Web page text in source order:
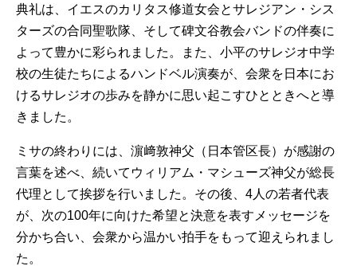
典礼は、イエスのカリタス修道女会とサレジアン・シス
ターズの合同聖歌隊、そして碑文谷教会バンドの伴奏に
よって豊かに彩られました。また、小平のサレジオ中学
校の生徒たちによるハンドベル演奏が、会衆を日本にお
けるサレジオの歩みを静かに思い起こすひとときへと導
きました。
ミサの終わりには、濵﨑敦神父（日本管区長）が感謝の
言葉を述べ、続いてウィリアム・マシューズ神父が総長
代理として挨拶を行いました。その後、4人の若者代表
が、次の100年に向けた希望と決意を表すメッセージを
分かち合い、会衆から温かい拍手をもって迎えられまし
た。